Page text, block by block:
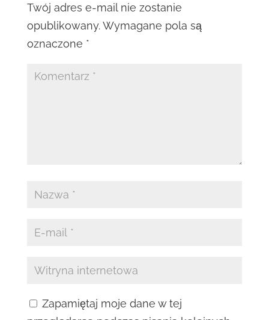
Twój adres e-mail nie zostanie
opublikowany. Wymagane pola są
oznaczone *
Zapamiętaj moje dane w tej